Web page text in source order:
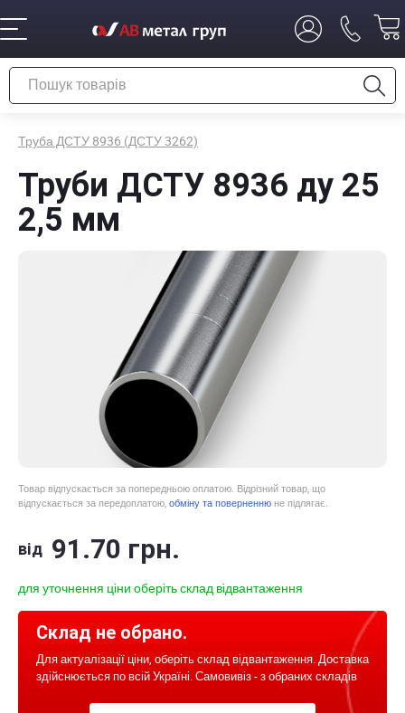
Труба ДСТУ 8936 (ДСТУ 3262)
Труби ДСТУ 8936 ду 25
2,5 мм
Товар відпускається за попередньою оплатою. Відрізний товар, що
відпускається за передоплатою, обміну та поверненню не підлягає.
від 91 .70 грн.
для уточнення ціни оберіть склад відвантаження
Склад не обрано.
Для актуалізації ціни, оберіть склад відвантаження. Доставка
здійснюється по всій Україні. Самовивіз - з обраних складів